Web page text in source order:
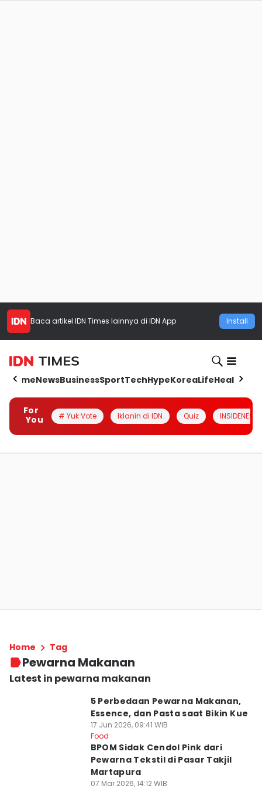
Baca artikel IDN Times lainnya di IDN App Install
HomeNewsBusinessSportTechHypeKoreaLifeHealth
For
You
# Yuk Vote Iklanin di IDN Quiz INSIDENESIA
Home Tag
Pewarna Makanan
Latest in pewarna makanan
5 Perbedaan Pewarna Makanan,
Essence, dan Pasta saat Bikin Kue
17 Jun 2026, 09:41 WIB
Food
BPOM Sidak Cendol Pink dari
Pewarna Tekstil di Pasar Takjil
Martapura
07 Mar 2026, 14:12 WIB